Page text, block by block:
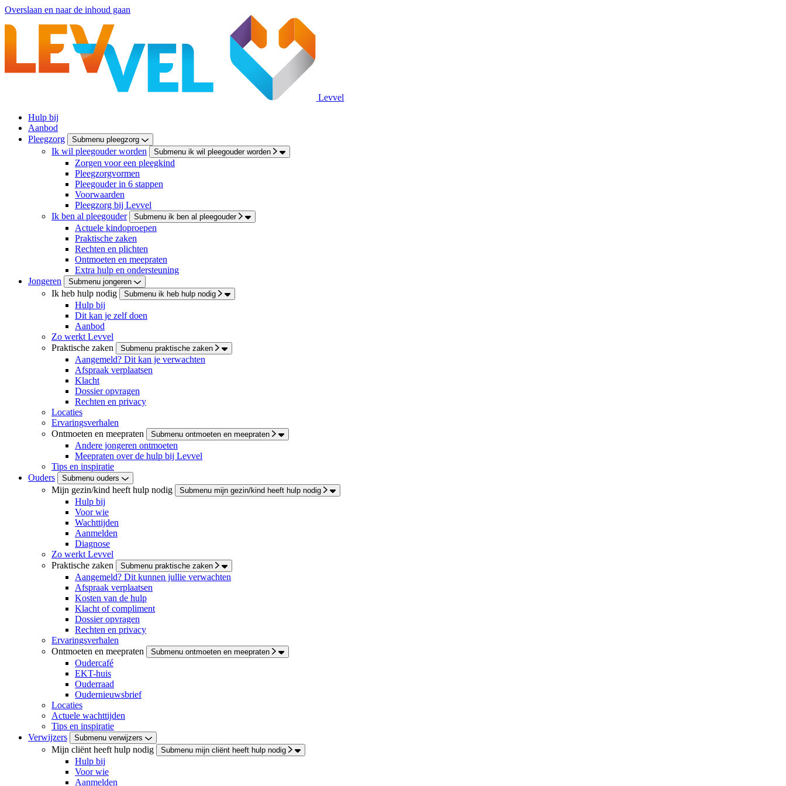
Overslaan en naar de inhoud gaan
Levvel
Hulp bij
Aanbod
Pleegzorg
Submenu pleegzorg
Ik wil pleegouder worden Submenu ik wil pleegouder worden
Zorgen voor een pleegkind
Pleegzorgvormen
Pleegouder in 6 stappen
Voorwaarden
Pleegzorg bij Levvel
Ik ben al pleegouder
Submenu ik ben al pleegouder
Actuele kindoproepen
Praktische zaken
Rechten en plichten
Ontmoeten en meepraten
Extra hulp en ondersteuning
Jongeren
Submenu jongeren
Ik heb hulp nodig Submenu ik heb hulp nodig
Hulp bij
Dit kan je zelf doen
Aanbod
Zo werkt Levvel
Praktische zaken
Submenu praktische zaken
Aangemeld? Dit kan je verwachten
Afspraak verplaatsen
Klacht
Dossier opvragen
Rechten en privacy
Locaties
Ervaringsverhalen
Ontmoeten en meepraten
Submenu ontmoeten en meepraten
Andere jongeren ontmoeten
Meepraten over de hulp bij Levvel
Tips en inspiratie
Ouders
Submenu ouders
Mijn gezin/kind heeft hulp nodig Submenu mijn gezin/kind heeft hulp nodig
Hulp bij
Voor wie
Wachttijden
Aanmelden
Diagnose
Zo werkt Levvel
Praktische zaken
Submenu praktische zaken
Aangemeld? Dit kunnen jullie verwachten
Afspraak verplaatsen
Kosten van de hulp
Klacht of compliment
Dossier opvragen
Rechten en privacy
Ervaringsverhalen
Ontmoeten en meepraten
Submenu ontmoeten en meepraten
Oudercafé
EKT-huis
Ouderraad
Oudernieuwsbrief
Locaties
Actuele wachttijden
Tips en inspiratie
Verwijzers
Submenu verwijzers
Mijn cliënt heeft hulp nodig Submenu mijn cliënt heeft hulp nodig
Hulp bij
Voor wie
Aanmelden